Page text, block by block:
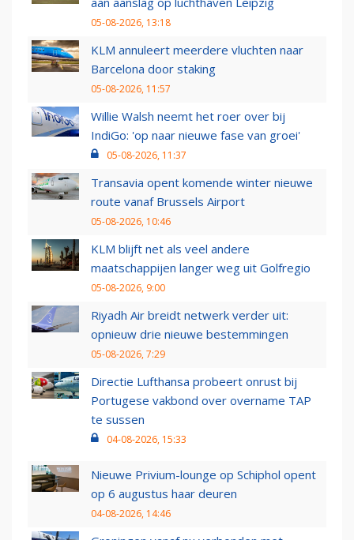
05-08-2026, 13:18
KLM annuleert meerdere vluchten naar
Barcelona door staking
05-08-2026, 11:57
Willie Walsh neemt het roer over bij
IndiGo: 'op naar nieuwe fase van groei'
05-08-2026, 11:37
Transavia opent komende winter nieuwe
route vanaf Brussels Airport
05-08-2026, 10:46
KLM blijft net als veel andere
maatschappijen langer weg uit Golfregio
05-08-2026, 9:00
Riyadh Air breidt netwerk verder uit:
opnieuw drie nieuwe bestemmingen
05-08-2026, 7:29
Directie Lufthansa probeert onrust bij
Portugese vakbond over overname TAP
te sussen
04-08-2026, 15:33
Nieuwe Privium-lounge op Schiphol opent
op 6 augustus haar deuren
04-08-2026, 14:46